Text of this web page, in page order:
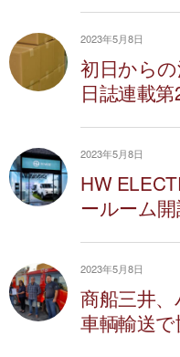
2023年5月8日
初日から
日誌連載第
2023年5月8日
HW
ールーム
2023年5月8日
商船三井
車輌輸送